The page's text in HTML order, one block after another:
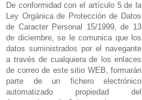
De conformidad con el artículo 5 de la
Ley Orgánica de Protección de Datos
de Caracter Personal 15/1999, de 13
de diciembre, se le comunica que los
datos suministrados por el navegante
a través de cualquiera de los enlaces
de correo de este sitio WEB, formarán
parte de un fichero electrónico
automatizado propiedad del